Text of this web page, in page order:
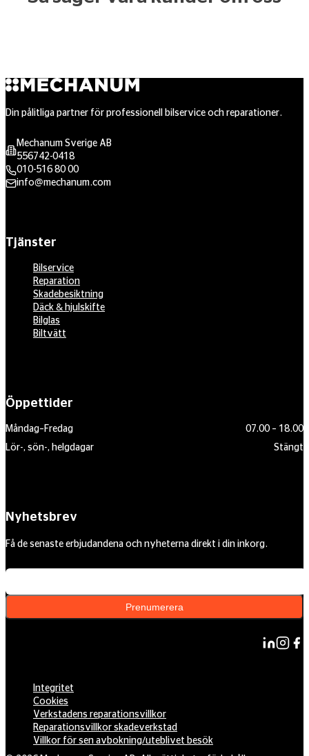
Din pålitliga partner för professionell bilservice och reparationer.
Mechanum Sverige AB
556742-0418
010-516 80 00
info@mechanum.com
Tjänster
Bilservice
Reparation
Skadebesiktning
Däck & hjulskifte
Bilglas
Biltvätt
Öppettider
Måndag–Fredag
07.00 – 18.00
Lör-, sön-, helgdagar
Stängt
Nyhetsbrev
Få de senaste erbjudandena och nyheterna direkt i din inkorg.
Prenumerera
Integritet
Cookies
Verkstadens reparationsvillkor
Reparationsvillkor skadeverkstad
Villkor för sen avbokning/uteblivet besök